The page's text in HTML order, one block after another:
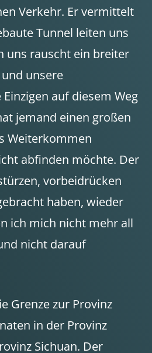
Verkehr. Er vermittelt
Tunnel leiten uns
uns rauscht ein breiter
unsere
auf diesem Weg
jemand einen großen
Weiterkommen
abfinden möchte. Der
vorbeidrücken
haben, wieder
ich mich nicht mehr all
nicht darauf
Grenze zur Provinz
in der Provinz
Sichuan. Der